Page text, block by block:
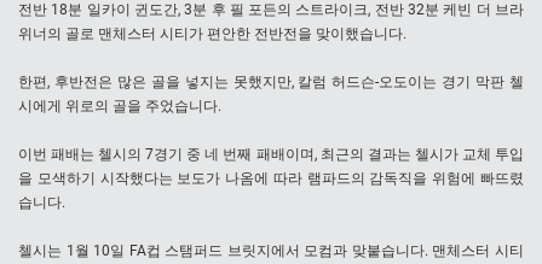
전반 18분 일카이 귄도간, 3분 후 필 포든의 스트라이크, 전반 32분 케빈 더 브라
위너의 골로 맨체스터 시티가 편안한 전반전을 맞이했습니다.
한편, 후반전은 많은 골을 넣지는 못했지만, 칼럼 허드슨-오도이는 경기 막판 첼
시에게 위로의 골을 주었습니다.
이번 패배는 첼시의 7경기 중 네 번째 패배이며, 최근의 결과는 첼시가 교체 투입
을 모색하기 시작했다는 보도가 나옴에 따라 램파드의 감독직을 위험에 빠뜨렸
습니다.
첼시는 1월 10일 FA컵 스탬퍼드 브릿지에서 모컴과 맞붙습니다. 맨체스터 시티